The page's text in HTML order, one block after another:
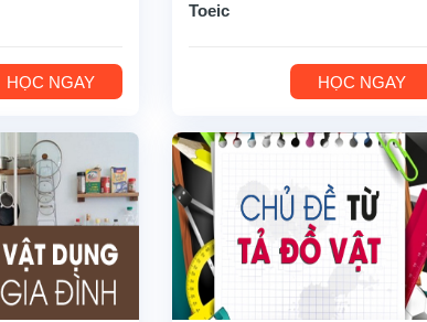
HỌC NGAY
Toeic
HỌC NGAY